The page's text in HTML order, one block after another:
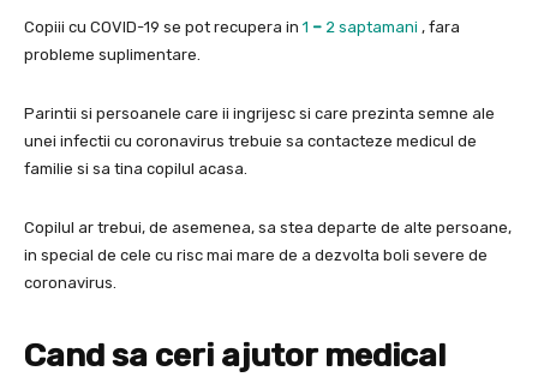
Copiii cu COVID-19 se pot recupera in 1 – 2 saptamani , fara
probleme suplimentare.
Parintii si persoanele care ii ingrijesc si care prezinta semne ale
unei infectii cu coronavirus trebuie sa contacteze medicul de
familie si sa tina copilul acasa.
Copilul ar trebui, de asemenea, sa stea departe de alte persoane,
in special de cele cu risc mai mare de a dezvolta boli severe de
coronavirus.
Cand sa ceri ajutor medical